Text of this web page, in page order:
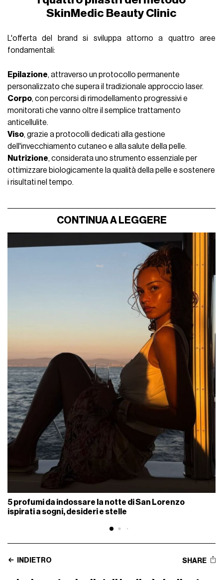
SkinMedic Beauty Clinic
L'offerta del brand si sviluppa attorno a quattro aree
fondamentali:
Epilazione, attraverso un protocollo permanente
personalizzato che supera il tradizionale approccio laser.
Corpo, con percorsi di rimodellamento progressivi e
monitorati che vanno oltre il semplice trattamento
anticellulite.
Viso, grazie a protocolli dedicati alla gestione
dell'invecchiamento cutaneo e alla salute della pelle.
Nutrizione, considerata uno strumento essenziale per
ottimizzare biologicamente la qualità della pelle e sostenere
i risultati nel tempo.
CONTINUA A LEGGERE
5 profumi da indossare la notte di San Lorenzo
ispirati a sogni, desideri e stelle
INDIETRO SHARE